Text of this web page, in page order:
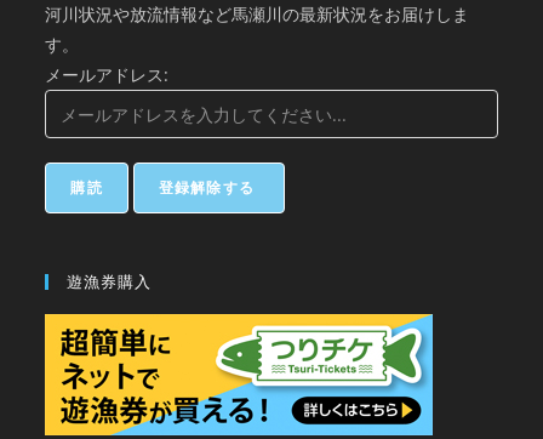
河川状況や放流情報など馬瀬川の最新状況をお届けしま
す。
メールアドレス:
遊漁券購入